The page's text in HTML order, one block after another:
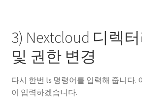
3) Nextcloud 디렉
및 권한 변경
다시 한번 ls 명령어를 입력해 줍니다.
이 입력하겠습니다.